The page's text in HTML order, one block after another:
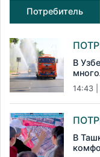
Потребитель
В
14:43 |
В